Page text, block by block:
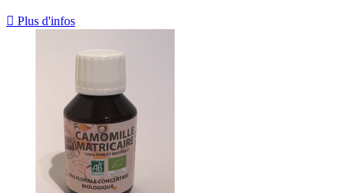
 Plus d'infos